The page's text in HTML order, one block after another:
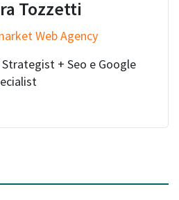
Tozzetti
Web Agency
+ Seo e Google